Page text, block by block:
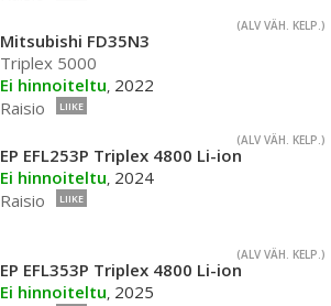
(ALV VÄH. KELP.)
Mitsubishi FD35N3
Triplex 5000
Ei hinnoiteltu, 2022
Raisio
LIIKE
(ALV VÄH. KELP.)
EP EFL253P Triplex 4800 Li-ion
Ei hinnoiteltu, 2024
Raisio
LIIKE
(ALV VÄH. KELP.)
EP EFL353P Triplex 4800 Li-ion
Ei hinnoiteltu, 2025